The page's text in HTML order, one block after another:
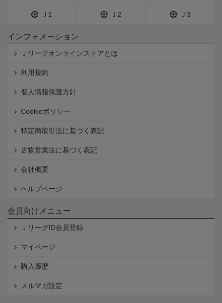
Ｊ1 Ｊ2 Ｊ3
インフォメーション
Ｊリーグオンラインストアとは
利用規約
個人情報保護方針
Cookieポリシー
特定商取引法に基づく表記
古物営業法に基づく表記
会社概要
ヘルプページ
会員向けメニュー
ＪリーグID会員登録
マイページ
購入履歴
メルマガ設定